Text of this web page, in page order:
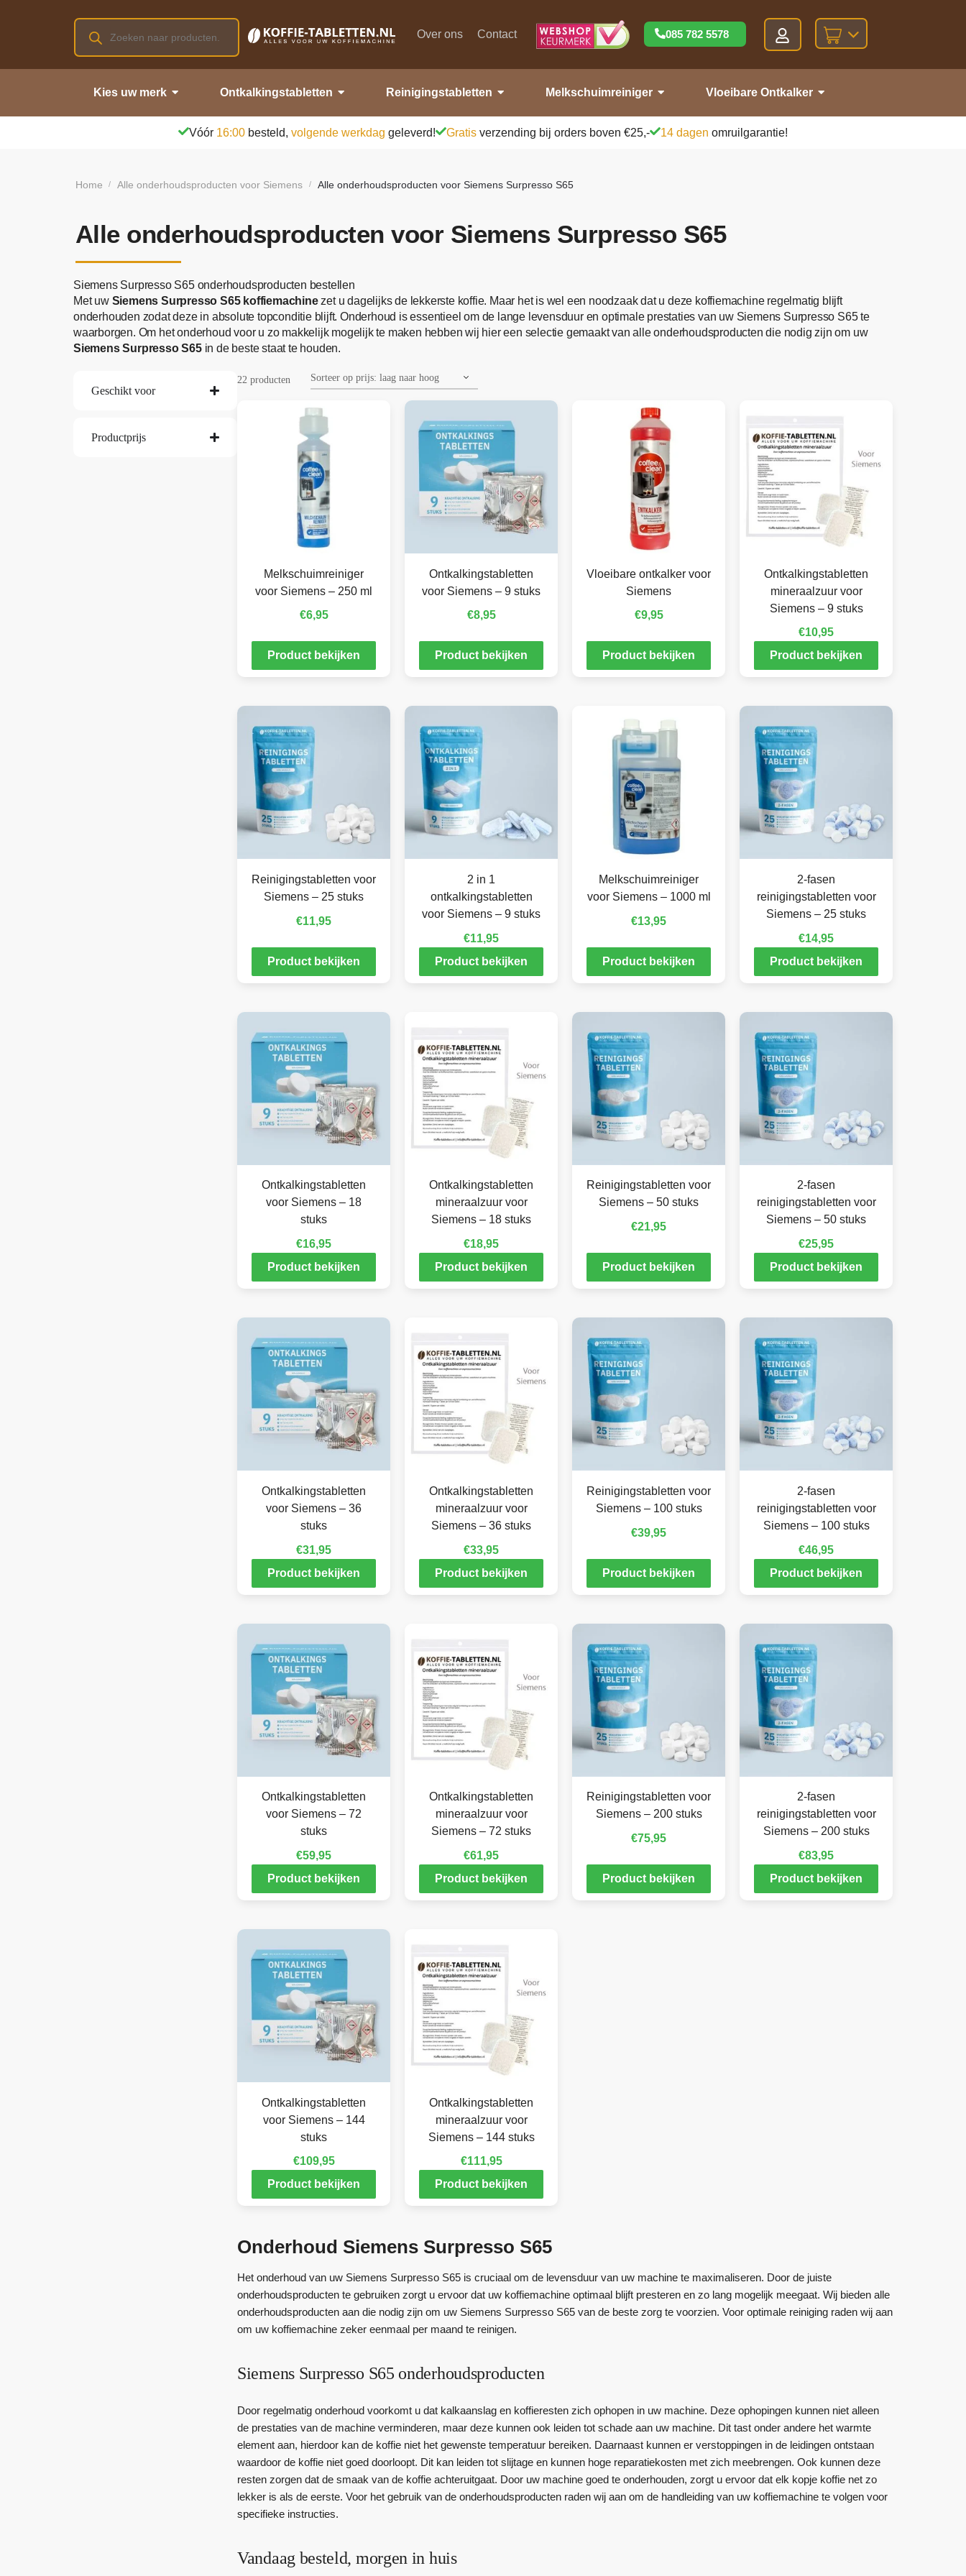
Over ons Contact 085 782 5578
Kies uw merk Ontkalkingstabletten Reinigingstabletten Melkschuimreiniger Vloeibare Ontkalker
Vóór 16:00 besteld, volgende werkdag geleverd! Gratis verzending bij orders boven €25,- 14 dagen omruilgarantie!
Home / Alle onderhoudsproducten voor Siemens / Alle onderhoudsproducten voor Siemens Surpresso S65
Alle onderhoudsproducten voor Siemens Surpresso S65
Siemens Surpresso S65 onderhoudsproducten bestellen
Met uw Siemens Surpresso S65 koffiemachinezet u dagelijks de lekkerste koffie. Maar het is wel een noodzaak dat u deze koffiemachine regelmatig blijft
onderhouden zodat deze in absolute topconditie blijft. Onderhoud is essentieel om de lange levensduur en optimale prestaties van uw Siemens Surpresso S65 te
waarborgen. Om het onderhoud voor u zo makkelijk mogelijk te maken hebben wij hier een selectie gemaakt van alle onderhoudsproducten die nodig zijn om uw
Siemens Surpresso S65in de beste staat te houden.
Geschikt voor
Productprijs
22 producten
Melkschuimreiniger
voor Siemens – 250 ml
€6,95
Product bekijken
Ontkalkingstabletten
voor Siemens – 9 stuks
€8,95
Product bekijken
Vloeibare ontkalker voor
Siemens
€9,95
Product bekijken
Ontkalkingstabletten
mineraalzuur voor
Siemens – 9 stuks
€10,95
Product bekijken
Reinigingstabletten voor
Siemens – 25 stuks
€11,95
Product bekijken
2 in 1
ontkalkingstabletten
voor Siemens – 9 stuks
€11,95
Product bekijken
Melkschuimreiniger
voor Siemens – 1000 ml
€13,95
Product bekijken
2-fasen
reinigingstabletten voor
Siemens – 25 stuks
€14,95
Product bekijken
Ontkalkingstabletten
voor Siemens – 18
stuks
€16,95
Product bekijken
Ontkalkingstabletten
mineraalzuur voor
Siemens – 18 stuks
€18,95
Product bekijken
Reinigingstabletten voor
Siemens – 50 stuks
€21,95
Product bekijken
2-fasen
reinigingstabletten voor
Siemens – 50 stuks
€25,95
Product bekijken
Ontkalkingstabletten
voor Siemens – 36
stuks
€31,95
Product bekijken
Ontkalkingstabletten
mineraalzuur voor
Siemens – 36 stuks
€33,95
Product bekijken
Reinigingstabletten voor
Siemens – 100 stuks
€39,95
Product bekijken
2-fasen
reinigingstabletten voor
Siemens – 100 stuks
€46,95
Product bekijken
Ontkalkingstabletten
voor Siemens – 72
stuks
€59,95
Product bekijken
Ontkalkingstabletten
mineraalzuur voor
Siemens – 72 stuks
€61,95
Product bekijken
Reinigingstabletten voor
Siemens – 200 stuks
€75,95
Product bekijken
2-fasen
reinigingstabletten voor
Siemens – 200 stuks
€83,95
Product bekijken
Ontkalkingstabletten
voor Siemens – 144
stuks
€109,95
Product bekijken
Ontkalkingstabletten
mineraalzuur voor
Siemens – 144 stuks
€111,95
Product bekijken
Onderhoud Siemens Surpresso S65
Het onderhoud van uw Siemens Surpresso S65 is cruciaal om de levensduur van uw machine te maximaliseren. Door de juiste
onderhoudsproducten te gebruiken zorgt u ervoor dat uw koffiemachine optimaal blijft presteren en zo lang mogelijk meegaat. Wij bieden alle
onderhoudsproducten aan die nodig zijn om uw Siemens Surpresso S65 van de beste zorg te voorzien. Voor optimale reiniging raden wij aan
om uw koffiemachine zeker eenmaal per maand te reinigen.
Siemens Surpresso S65 onderhoudsproducten
Door regelmatig onderhoud voorkomt u dat kalkaanslag en koffieresten zich ophopen in uw machine. Deze ophopingen kunnen niet alleen
de prestaties van de machine verminderen, maar deze kunnen ook leiden tot schade aan uw machine. Dit tast onder andere het warmte
element aan, hierdoor kan de koffie niet het gewenste temperatuur bereiken. Daarnaast kunnen er verstoppingen in de leidingen ontstaan
waardoor de koffie niet goed doorloopt. Dit kan leiden tot slijtage en kunnen hoge reparatiekosten met zich meebrengen. Ook kunnen deze
resten zorgen dat de smaak van de koffie achteruitgaat. Door uw machine goed te onderhouden, zorgt u ervoor dat elk kopje koffie net zo
lekker is als de eerste. Voor het gebruik van de onderhoudsproducten raden wij aan om de handleiding van uw koffiemachine te volgen voor
specifieke instructies.
Vandaag besteld, morgen in huis